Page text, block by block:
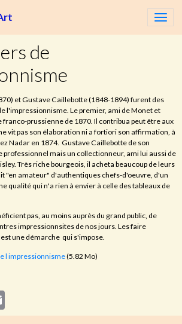
de
et Gustave Caillebotte (1848-1894) furent des
l'impressionnisme. Le premier, ami de Monet et
franco-prussienne de 1870. Il contribua peut être aux
vit pas son élaboration ni a fortiori son affirmation, à
Nadar en 1874. Gustave Caillebotte de son
professionnel mais un collectionneur, ami lui aussi de
Très riche bourgeois, il acheta beaucoup de leurs
"en amateur" d'authentiques chefs-d'oeuvre, d'un
qualité qui n'a rien à envier à celle des tableaux de
pas, au moins auprès du grand public, de
impressionnsites de nos jours. Les faire
une démarche qui s'impose.
l impressionnisme(5.82 Mo)